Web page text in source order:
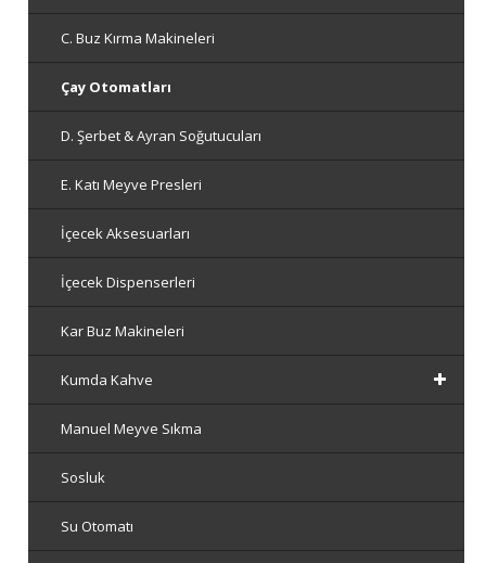
C. Buz Kırma Makineleri
Çay Otomatları
D. Şerbet & Ayran Soğutucuları
E. Katı Meyve Presleri
İçecek Aksesuarları
İçecek Dispenserleri
Kar Buz Makineleri
Kumda Kahve
Manuel Meyve Sıkma
Sosluk
Su Otomatı